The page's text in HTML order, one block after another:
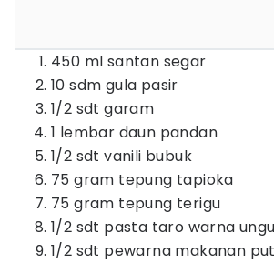
450 ml santan segar
10 sdm gula pasir
1/2 sdt garam
1 lembar daun pandan
1/2 sdt vanili bubuk
75 gram tepung tapioka
75 gram tepung terigu
1/2 sdt pasta taro warna ungu
1/2 sdt pewarna makanan